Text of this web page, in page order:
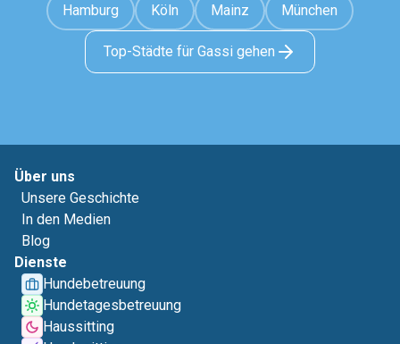
Hamburg Köln Mainz München
Top-Städte für Gassi gehen
Über uns
Unsere Geschichte
In den Medien
Blog
Dienste
Hundebetreuung
Hundetagesbetreuung
Haussitting